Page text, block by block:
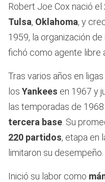
Robert Joe Cox nació el
Tulsa, Oklahoma, y
1959, la organización de
fichó como agente libre
Tras varios años en
los Yankees en 1967 y
las temporadas de
tercera base . Su
220 partidos, etapa en
limitaron su desempeño.
Inició su labor como